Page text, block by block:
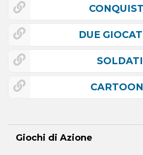
DUE
SOLDATI
Giochi di Azione